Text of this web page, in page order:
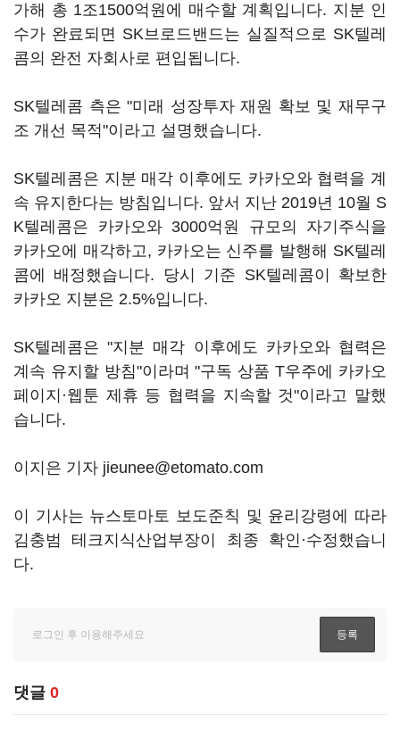
가해 총 1조1500억원에 매수할 계획입니다. 지분 인
수가 완료되면 SK브로드밴드는 실질적으로 SK텔레
콤의 완전 자회사로 편입됩니다.
SK텔레콤 측은 "미래 성장투자 재원 확보 및 재무구
조 개선 목적"이라고 설명했습니다.
SK텔레콤은 지분 매각 이후에도 카카오와 협력을 계
속 유지한다는 방침입니다. 앞서 지난 2019년 10월 S
K텔레콤은 카카오와 3000억원 규모의 자기주식을
카카오에 매각하고, 카카오는 신주를 발행해 SK텔레
콤에 배정했습니다. 당시 기준 SK텔레콤이 확보한
카카오 지분은 2.5%입니다.
SK텔레콤은 "지분 매각 이후에도 카카오와 협력은
계속 유지할 방침"이라며 "구독 상품 T우주에 카카오
페이지·웹툰 제휴 등 협력을 지속할 것"이라고 말했
습니다.
이지은 기자 jieunee@etomato.com
이 기사는 뉴스토마토 보도준칙 및 윤리강령에 따라
김충범 테크지식산업부장이 최종 확인·수정했습니
다.
댓글 0